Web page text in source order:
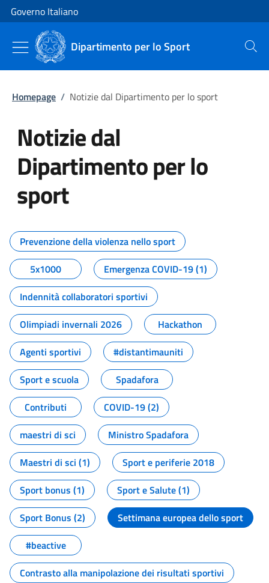
Vai al contenuto
Vai alla navigazione del sito
Governo Italiano
Dipartimento per lo Sport Cerca
Homepage / Notizie dal Dipartimento per lo sport
Notizie dal
Dipartimento per lo
sport
Tutti i contenuti della pagina
Prevenzione della violenza nello sport
5x1000
Emergenza COVID-19 (1)
Indennità collaboratori sportivi
Olimpiadi invernali 2026
Hackathon
Agenti sportivi
#distantimauniti
Sport e scuola
Spadafora
Contributi
COVID-19 (2)
maestri di sci
Ministro Spadafora
Maestri di sci (1)
Sport e periferie 2018
Sport bonus (1)
Sport e Salute (1)
Sport Bonus (2)
Settimana europea dello sport
#beactive
Contrasto alla manipolazione dei risultati sportivi